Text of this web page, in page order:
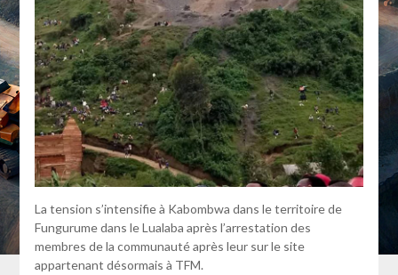
La tension s’intensifie à Kabombwa dans le territoire de
Fungurume dans le Lualaba après l’arrestation des
membres de la communauté après leur sur le site
appartenant désormais à TFM.